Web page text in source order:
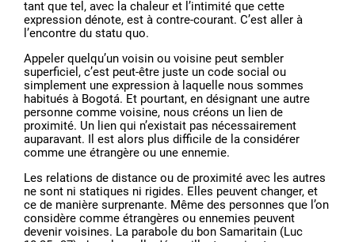
tant que tel, avec la chaleur et l’intimité que cette
expression dénote, est à contre-courant. C’est aller à
l’encontre du statu quo.
Appeler quelqu’un voisin ou voisine peut sembler
superficiel, c’est peut-être juste un code social ou
simplement une expression à laquelle nous sommes
habitués à Bogotá. Et pourtant, en désignant une autre
personne comme voisine, nous créons un lien de
proximité. Un lien qui n’existait pas nécessairement
auparavant. Il est alors plus difficile de la considérer
comme une étrangère ou une ennemie.
Les relations de distance ou de proximité avec les autres
ne sont ni statiques ni rigides. Elles peuvent changer, et
ce de manière surprenante. Même des personnes que l’on
considère comme étrangères ou ennemies peuvent
devenir voisines. La parabole du bon Samaritain (Luc